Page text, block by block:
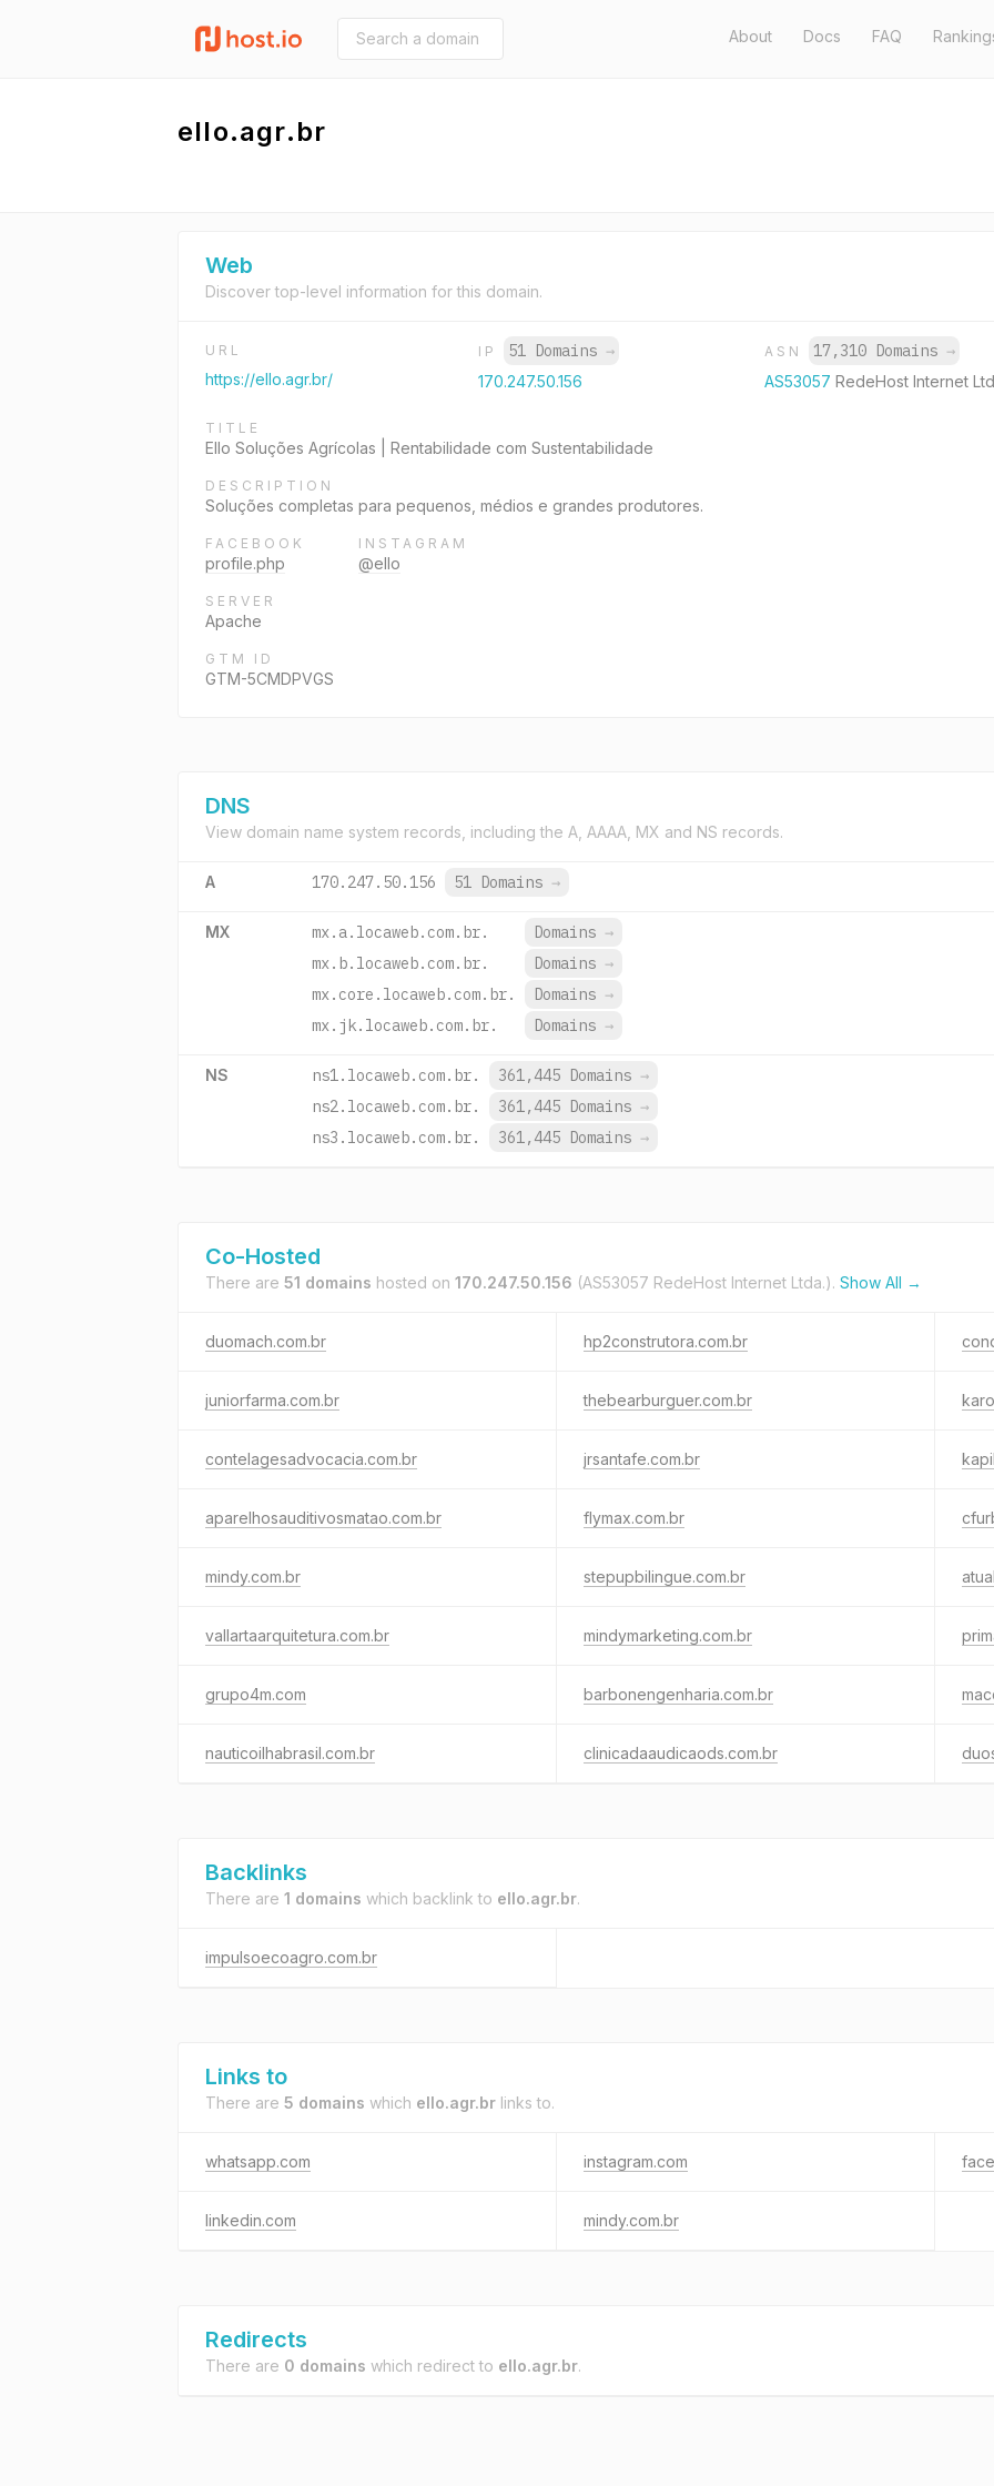
About Docs FAQ
ello.agr.br
Web
Discover top-level information for this domain.
URL
https://ello.agr.br/
IP 51 Domains →
170.247.50.156
ASN 17,310 Domains →
AS53057 RedeHost Internet
TITLE
Ello Soluções Agrícolas | Rentabilidade com Sustentabilidade
DESCRIPTION
Soluções completas para pequenos, médios e grandes produtores.
FACEBOOK
profile.php
INSTAGRAM
@ello
SERVER
Apache
GTM ID
GTM-5CMDPVGS
DNS
View domain name system records, including the A, AAAA, MX and NS records.
A 170.247.50.156 51 Domains →
MX mx.a.locaweb.com.br. Domains →
mx.b.locaweb.com.br.
Domains →
mx.core.locaweb.com.br.
Domains →
mx.jk.locaweb.com.br.
Domains →
NS ns1.locaweb.com.br. 361,445 Domains →
ns2.locaweb.com.br.
361,445 Domains →
ns3.locaweb.com.br.
361,445 Domains →
Co-Hosted
There are 51 domains hosted on 170.247.50.156 (AS53057 RedeHost Internet Ltda.). Show All →
duomach.com.br hp2construtora.com.br
juniorfarma.com.br thebearburguer.com.br
contelagesadvocacia.com.br jrsantafe.com.br
aparelhosauditivosmatao.com.br flymax.com.br
mindy.com.br stepupbilingue.com.br
vallartaarquitetura.com.br mindymarketing.com.br
grupo4m.com barbonengenharia.com.br
nauticoilhabrasil.com.br clinicadaaudicaods.com.br
Backlinks
There are 1 domains which backlink to ello.agr.br.
impulsoecoagro.com.br
Links to
There are 5 domains which ello.agr.br links to.
whatsapp.com instagram.com
linkedin.com mindy.com.br
Redirects
There are 0 domains which redirect to ello.agr.br.